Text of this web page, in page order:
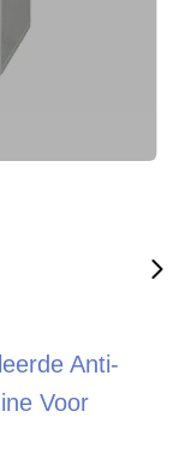
Anti-
Voor